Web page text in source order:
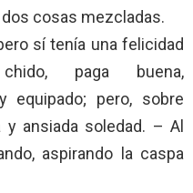
cosas mezcladas.
sí tenía una felicidad
paga buena,
equipado; pero, sobre
ansiada soledad. – Al
aspirando la caspa